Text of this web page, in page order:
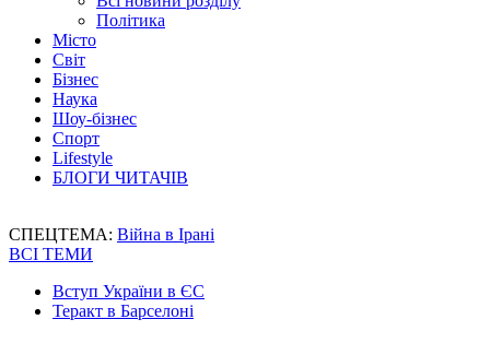
Політика
Місто
Світ
Бізнес
Наука
Шоу-бізнес
Спорт
Lifestyle
БЛОГИ ЧИТАЧІВ
СПЕЦТЕМА: Війна в Ірані
ВСІ ТЕМИ
Вступ України в ЄС
Теракт в Барселоні